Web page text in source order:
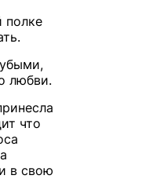
зависимость
полке
любви.
что
в свою